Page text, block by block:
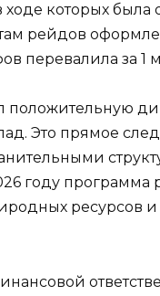
которых была
рейдов
перевалила за 1
положительную
Это прямое
году программа
ресурсов и